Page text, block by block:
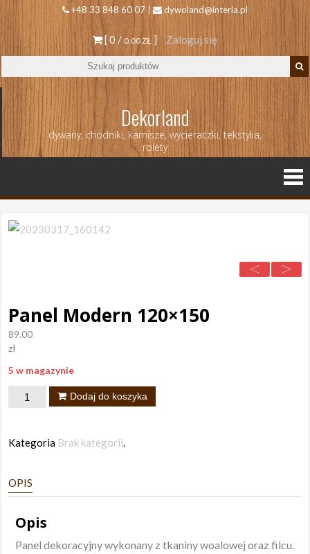
+48 33 848 60 07 | dywoland@interia.pl
[ 0 /0.00 ZŁ ] Zaloguj się
Dekorland
dywany, chodniki, karnisze, wycieraczki, tekstylia,
rolety
Panel Modern 120×150
89.00
zł
5 w magazynie
ilość
120x150
Dodaj do koszyka
Kategoria Brak kategorii.
OPIS
Opis
Panel dekoracyjny wykonany z tkaniny woalowej oraz filcu.